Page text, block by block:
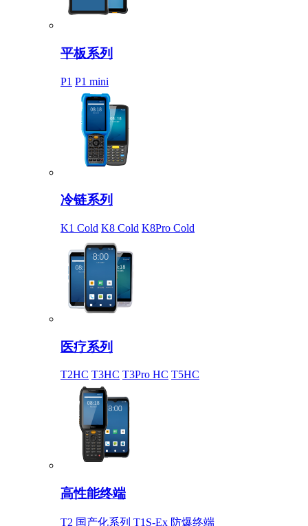
平板系列
P1 P1 mini
冷链系列
K1 Cold K8 Cold K8Pro Cold
医疗系列
T2HC T3HC T3Pro HC T5HC
高性能终端
T2 国产化系列 T1S-Ex 防爆终端